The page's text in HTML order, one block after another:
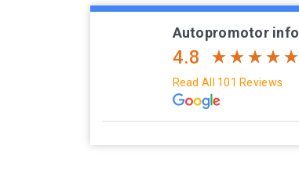
Autopromotor info
4.8
Read All 101 Reviews